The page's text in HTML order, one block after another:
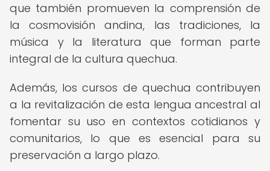
que también promueven la comprensión de
la cosmovisión andina, las tradiciones, la
música y la literatura que forman parte
integral de la cultura quechua.
Además, los cursos de quechua contribuyen
a la revitalización de esta lengua ancestral al
fomentar su uso en contextos cotidianos y
comunitarios, lo que es esencial para su
preservación a largo plazo.